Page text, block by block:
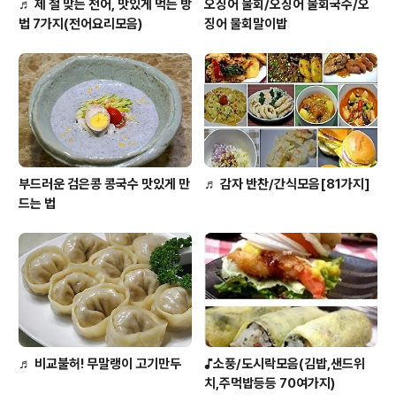
♬ 제 철 맞는 전어, 맛있게 먹는 방
법 7가지(전어요리모음)
오징어 물회/오징어 물회국수/오
징어 물회말이밥
부드러운 검은콩 콩국수 맛있게 만
드는 법
♬ 감자 반찬/간식모음[81가지]
♬ 비교불허! 무말랭이 고기만두
♪소풍/도시락모음(김밥,샌드위
치,주먹밥등등 70여가지)